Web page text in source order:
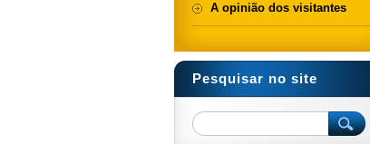
A opinião dos visitantes
Pesquisar no site